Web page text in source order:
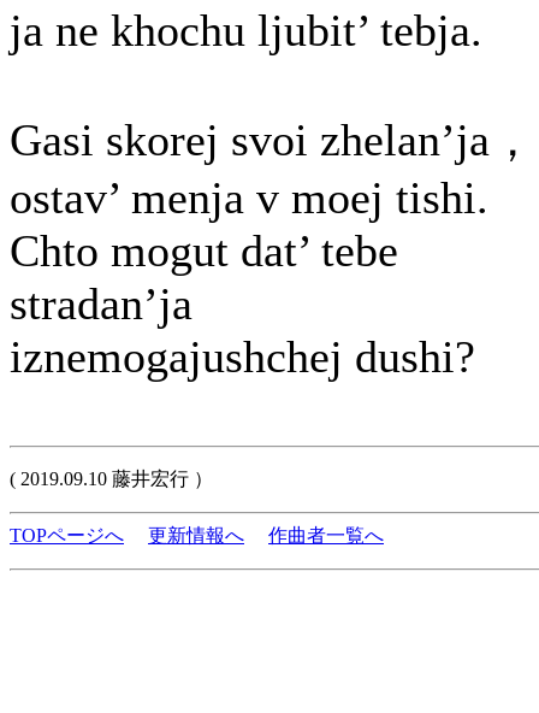
ja ne khochu ljubit’ tebja.
Gasi skorej svoi zhelan’ja，
ostav’ menja v moej tishi.
Chto mogut dat’ tebe
stradan’ja
iznemogajushchej dushi?
( 2019.09.10 藤井宏行 ）
TOPページへ 更新情報へ 作曲者一覧へ